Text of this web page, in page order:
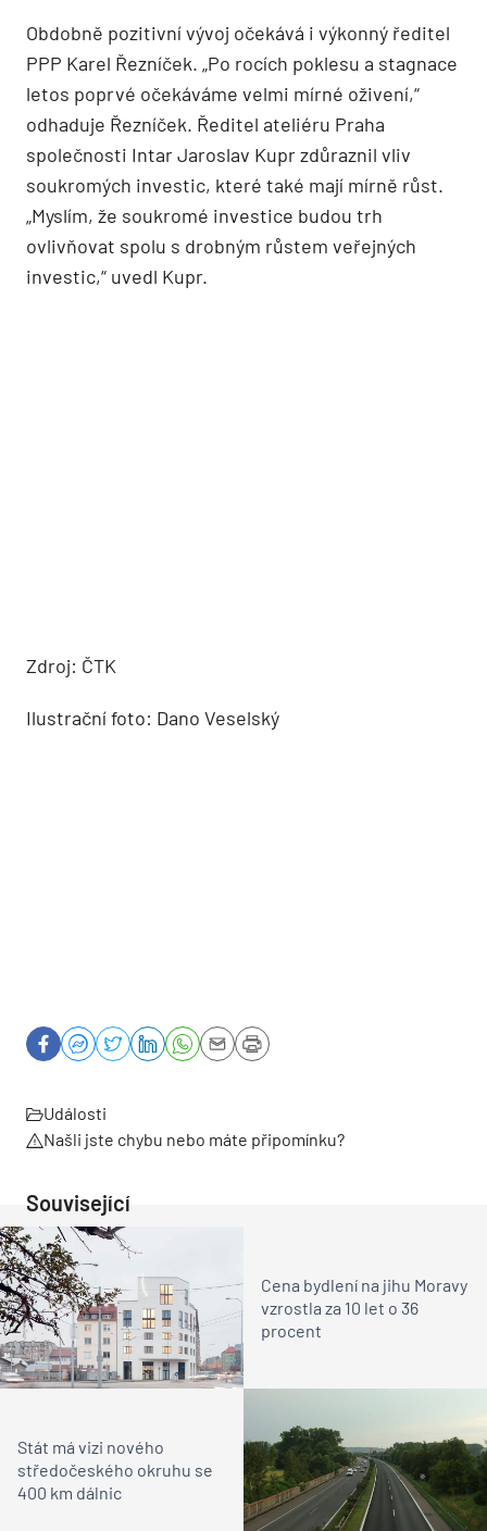
Obdobně pozitivní vývoj očekává i výkonný ředitel
PPP Karel Řezníček. „Po rocích poklesu a stagnace
letos poprvé očekáváme velmi mírné oživení,“
odhaduje Řezníček. Ředitel ateliéru Praha
společnosti Intar Jaroslav Kupr zdůraznil vliv
soukromých investic, které také mají mírně růst.
„Myslím, že soukromé investice budou trh
ovlivňovat spolu s drobným růstem veřejných
investic,“ uvedl Kupr.
Zdroj: ČTK
Ilustrační foto: Dano Veselský
Události
Našli jste chybu nebo máte připomínku?
Související
Cena bydlení na jihu Moravy
vzrostla za 10 let o 36
procent
Stát má vizi nového
středočeského okruhu se
400 km dálnic